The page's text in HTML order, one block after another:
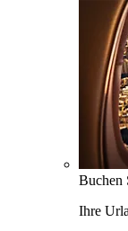
Buchen
Ihre